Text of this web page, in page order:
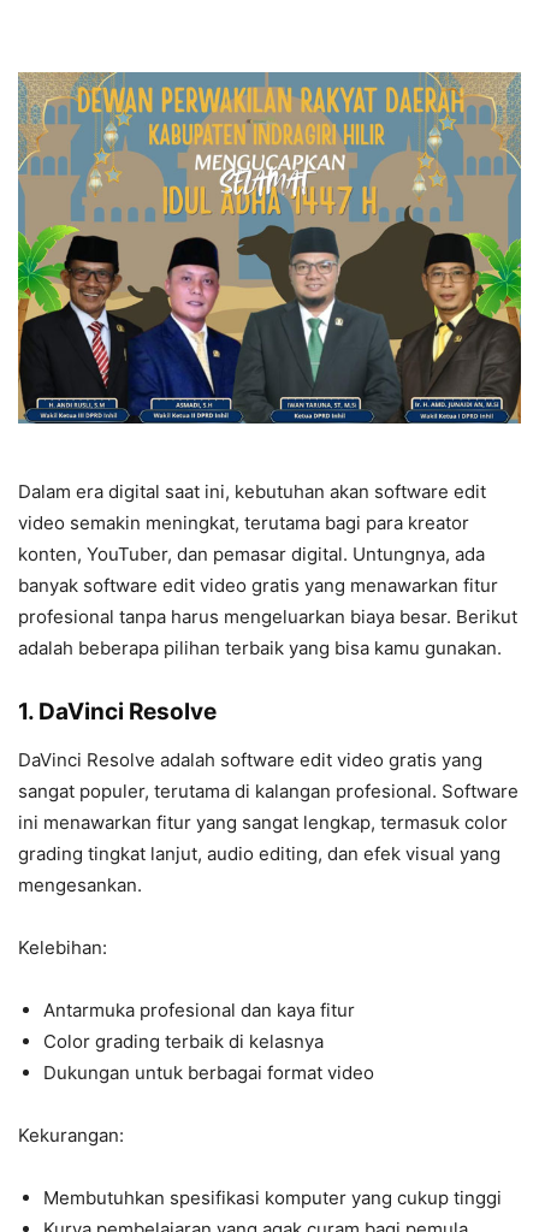
Dalam era digital saat ini, kebutuhan akan software edit
video semakin meningkat, terutama bagi para kreator
konten, YouTuber, dan pemasar digital. Untungnya, ada
banyak software edit video gratis yang menawarkan fitur
profesional tanpa harus mengeluarkan biaya besar. Berikut
adalah beberapa pilihan terbaik yang bisa kamu gunakan.
1. DaVinci Resolve
DaVinci Resolve adalah software edit video gratis yang
sangat populer, terutama di kalangan profesional. Software
ini menawarkan fitur yang sangat lengkap, termasuk color
grading tingkat lanjut, audio editing, dan efek visual yang
mengesankan.
Kelebihan:
Antarmuka profesional dan kaya fitur
Color grading terbaik di kelasnya
Dukungan untuk berbagai format video
Kekurangan:
Membutuhkan spesifikasi komputer yang cukup tinggi